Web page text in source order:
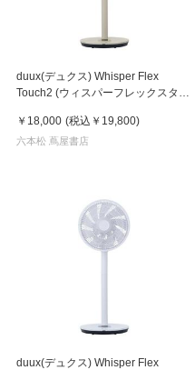
duux(デュクス) Whisper Flex
Touch2 (ウィスパーフレックスタッ
￥18,000 (税込 ￥19,800)
六本松 蔦屋書店
duux(デュクス) Whisper Flex